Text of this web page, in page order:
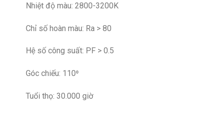
Nhiệt độ màu: 2800-3200K
Chỉ số hoàn màu: Ra > 80
Hệ số công suất: PF > 0.5
Góc chiếu: 110⁰
Tuổi thọ: 30.000 giờ